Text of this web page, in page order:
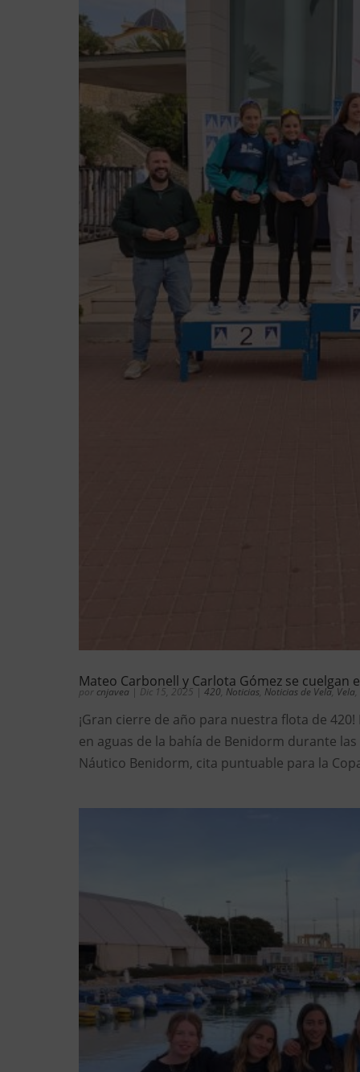
Mateo Carbonell y Carlota Gómez se
por cnjavea | Dic 15, 2025 | 420 Noticias Noticias de Vela, Vela
¡Gran cierre de año para nuestra flota de
en aguas de la bahía de Benidorm durante
Náutico Benidorm, cita puntuable para la